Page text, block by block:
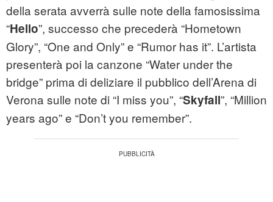
della serata avverrà sulle note della famosissima
“Hello”, successo che precederà “Hometown
Glory”, “One and Only” e “Rumor has it”. L’artista
presenterà poi la canzone “Water under the
bridge” prima di deliziare il pubblico dell’Arena di
Verona sulle note di “I miss you”, “Skyfall”, “Million
years ago” e “Don’t you remember”.